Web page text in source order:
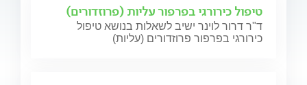
טיפול כירורגי בפרפור עליות (פרוזדורים)
ד"ר דרור לוינר ישיב לשאלות בנושא טיפול
כירורגי בפרפור פרוזדורים (עליות)